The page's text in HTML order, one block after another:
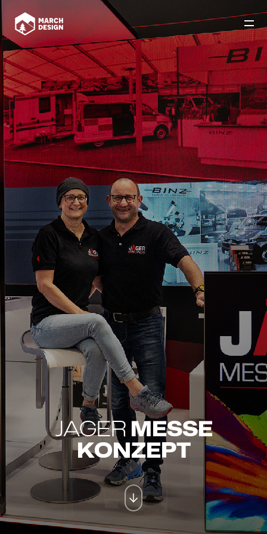
JÄGER MESSE
KONZEPT